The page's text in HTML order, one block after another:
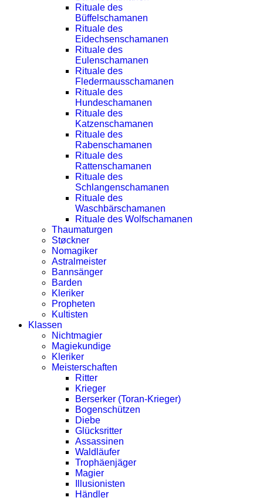
Rituale des
Büffelschamanen
Rituale des
Eidechsenschamanen
Rituale des
Eulenschamanen
Rituale des
Fledermausschamanen
Rituale des
Hundeschamanen
Rituale des
Katzenschamanen
Rituale des
Rabenschamanen
Rituale des
Rattenschamanen
Rituale des
Schlangenschamanen
Rituale des
Waschbärschamanen
Rituale des Wolfschamanen
Thaumaturgen
Støckner
Nomagiker
Astralmeister
Bannsänger
Barden
Kleriker
Propheten
Kultisten
Klassen
Nichtmagier
Magiekundige
Kleriker
Meisterschaften
Ritter
Krieger
Berserker (Toran-Krieger)
Bogenschützen
Diebe
Glücksritter
Assassinen
Waldläufer
Trophäenjäger
Magier
Illusionisten
Händler